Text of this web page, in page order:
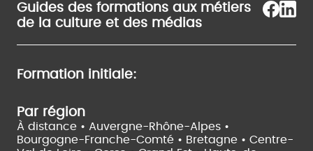
Guides des formations aux métiers
de la culture et des médias
Formation initiale:
Par région
À distance • Auvergne-Rhône-Alpes •
Bourgogne-Franche-Comté • Bretagne • Centre-